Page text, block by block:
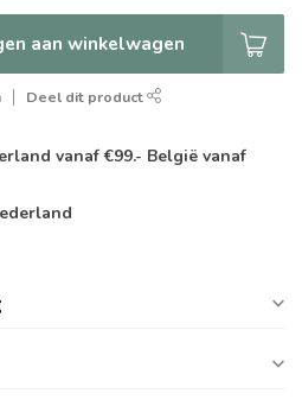
aan winkelwagen
Deel dit product
vanaf €99.- België vanaf